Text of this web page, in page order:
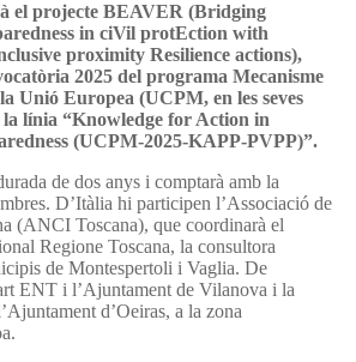
el projecte BEAVER (Bridging
in ciVil protEction with
proximity Resilience actions),
2025 del programa Mecanisme
Unió Europea (UCPM, en les seves
la línia “Knowledge for Action in
(UCPM-2025-KAPP-PVPP)”.
de dos anys i comptarà amb la
D’Itàlia hi participen l’Associació de
(ANCI Toscana), que coordinarà el
Regione Toscana, la consultora
de Montespertoli i Vaglia. De
ENT i l’Ajuntament de Vilanova i la
d’Oeiras, a la zona